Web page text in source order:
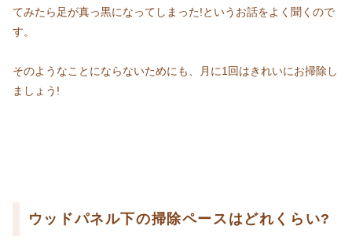
てみたら足が真っ黒になってしまった!というお話をよく聞くので
す。
そのようなことにならないためにも、月に1回はきれいにお掃除し
ましょう!
ウッドパネル下の掃除ペースはどれくらい?